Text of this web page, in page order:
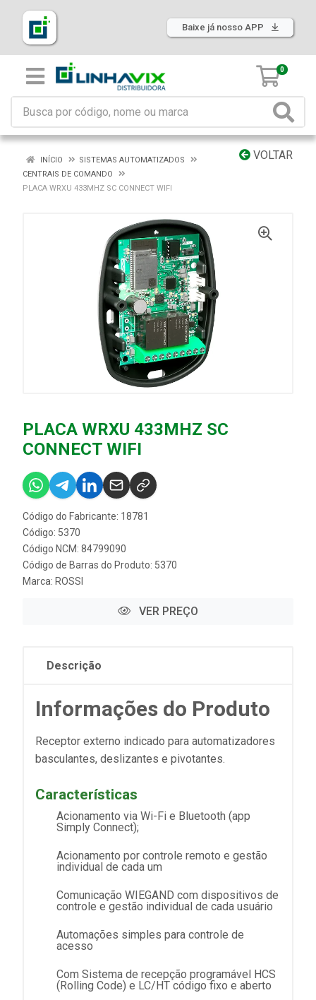
Baixe já nosso APP
0
VOLTAR
INÍCIO
SISTEMAS AUTOMATIZADOS
CENTRAIS DE COMANDO
PLACA WRXU 433MHZ SC CONNECT WIFI
PLACA WRXU 433MHZ SC
CONNECT WIFI
Código do Fabricante: 18781
Código: 5370
Código NCM: 84799090
Código de Barras do Produto: 5370
Marca: ROSSI
VER PREÇO
Descrição
Informações do Produto
Receptor externo indicado para automatizadores
basculantes, deslizantes e pivotantes.
Características
Acionamento via Wi-Fi e Bluetooth (app
Simply Connect);
Acionamento por controle remoto e gestão
individual de cada um
Comunicação WIEGAND com dispositivos de
controle e gestão individual de cada usuário
Automações simples para controle de
acesso
Com Sistema de recepção programável HCS
(Rolling Code) e LC/HT código fixo e aberto